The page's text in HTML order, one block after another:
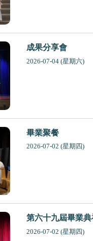
成果分享會
2026-07-04 (星期六)
畢業聚餐
2026-07-02 (星期四)
第六十九屆畢業典
2026-07-02 (星期四)